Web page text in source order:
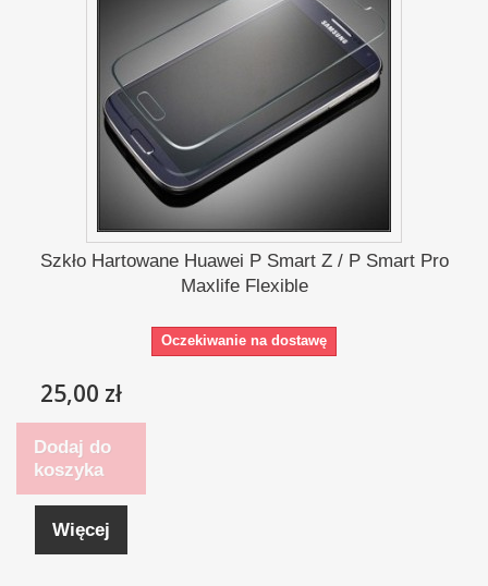
Szkło Hartowane Huawei P Smart Z / P Smart Pro
Maxlife Flexible
Oczekiwanie na dostawę
25,00 zł
Dodaj do
koszyka
Więcej